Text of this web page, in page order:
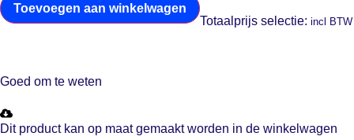
Toevoegen aan winkelwagen
Totaalprijs selectie: incl BTW
Goed om te weten
Dit product kan op maat gemaakt worden in de winkelwagen